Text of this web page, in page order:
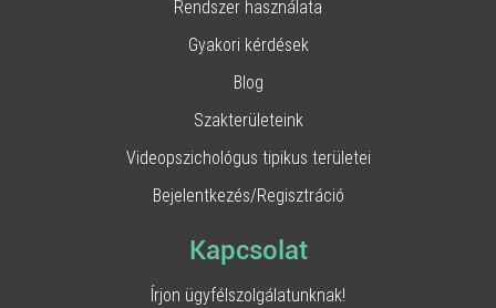
Rendszer használata
Gyakori kérdések
Blog
Szakterületeink
Videopszichológus tipikus területei
Bejelentkezés/Regisztráció
Kapcsolat
Írjon ügyfélszolgálatunknak!